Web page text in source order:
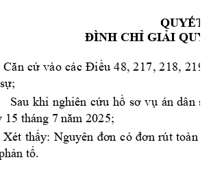
QUYẾT
ĐÌNH CHỈ GIẢI
Căn cứ vào các Điều 48, 217, 218, 219
sự;
Sau khi nghiên cứu hồ sơ vụ án dân
15 tháng 7 năm 2025;
Xét thấy: Nguyên đơn có đơn rút toàn
tố.